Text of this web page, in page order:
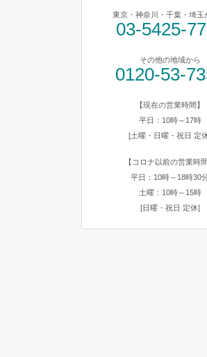
東京・神奈川・千葉・埼玉
03-5425-
その他の地域から
0120-53-
【現在の営業時間】
平日：10時～17時
[土曜・日曜・祝日 定
【コロナ以前の営業時間
平日：10時～18時30
土曜：10時～15時
[日曜・祝日 定休]